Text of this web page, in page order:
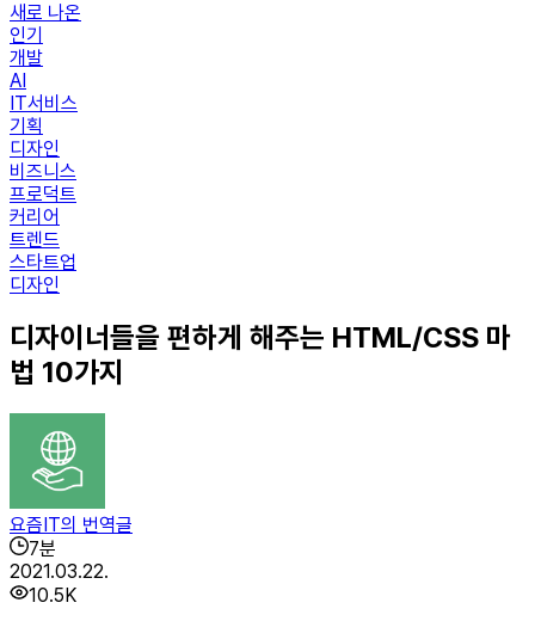
새로 나온
인기
개발
AI
IT서비스
기획
디자인
비즈니스
프로덕트
커리어
트렌드
스타트업
디자인
디자이너들을 편하게 해주는 HTML/CSS 마
법 10가지
요즘IT의 번역글
7분
2021.03.22.
10.5K